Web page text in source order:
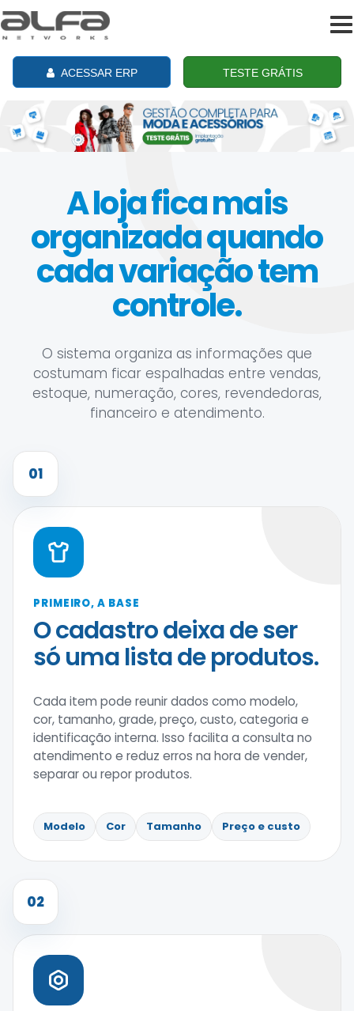
ACESSAR ERP TESTE GRÁTIS
A loja fica mais
organizada quando
cada variação tem
controle.
O sistema organiza as informações que
costumam ficar espalhadas entre vendas,
estoque, numeração, cores, revendedoras,
financeiro e atendimento.
01
PRIMEIRO, A BASE
O cadastro deixa de ser
só uma lista de produtos.
Cada item pode reunir dados como modelo,
cor, tamanho, grade, preço, custo, categoria e
identificação interna. Isso facilita a consulta no
atendimento e reduz erros na hora de vender,
separar ou repor produtos.
Modelo Cor Tamanho Preço e custo
02